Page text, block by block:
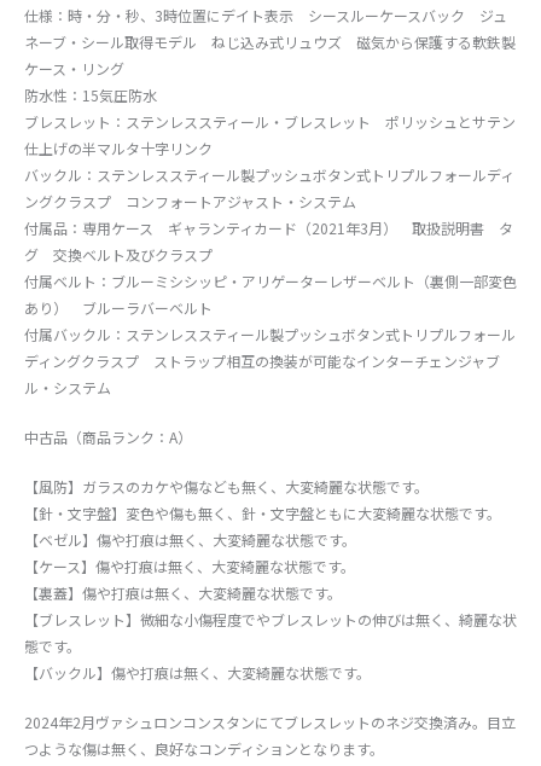
仕様：時・分・秒、3時位置にデイト表示 シースルーケースバック ジュ
ネーブ・シール取得モデル ねじ込み式リュウズ 磁気から保護する軟鉄製
ケース・リング
防水性：15気圧防水
ブレスレット：ステンレススティール・ブレスレット ポリッシュとサテン
仕上げの半マルタ十字リンク
バックル：ステンレススティール製プッシュボタン式トリプルフォールディ
ングクラスプ コンフォートアジャスト・システム
付属品：専用ケース ギャランティカード（2021年3月） 取扱説明書 タ
グ 交換ベルト及びクラスプ
付属ベルト：ブルーミシシッピ・アリゲーターレザーベルト（裏側一部変色
あり） ブルーラバーベルト
付属バックル：ステンレススティール製プッシュボタン式トリプルフォール
ディングクラスプ ストラップ相互の換装が可能なインターチェンジャブ
ル・システム
中古品（商品ランク：A）
【風防】ガラスのカケや傷なども無く、大変綺麗な状態です。
【針・文字盤】変色や傷も無く、針・文字盤ともに大変綺麗な状態です。
【ベゼル】傷や打痕は無く、大変綺麗な状態です。
【ケース】傷や打痕は無く、大変綺麗な状態です。
【裏蓋】傷や打痕は無く、大変綺麗な状態です。
【ブレスレット】微細な小傷程度でやブレスレットの伸びは無く、綺麗な状
態です。
【バックル】傷や打痕は無く、大変綺麗な状態です。
2024年2月ヴァシュロンコンスタンにてブレスレットのネジ交換済み。目立
つような傷は無く、良好なコンディションとなります。